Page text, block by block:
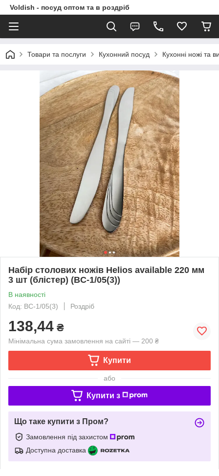
Voldish - посуд оптом та в роздріб
Товари та послуги Кухонний посуд Кухонні ножі та
Набір столових ножів Helios available 220 мм
3 шт (блістер) (BC-1/05(3))
В наявності
Код: BC-1/05(3)
Роздріб
138,44 ₴
Мінімальна сума замовлення на сайті — 200 ₴
Купити
або
Купити з
Що таке купити з Пром?
Замовлення під захистом
Доступна доставка